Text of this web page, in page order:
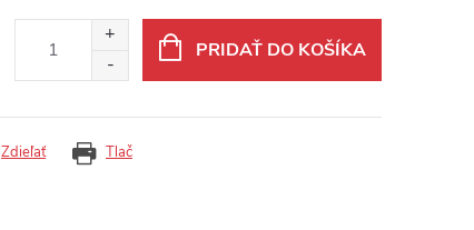
PRIDAŤ DO KOŠÍKA
Tlač
Zdieľať